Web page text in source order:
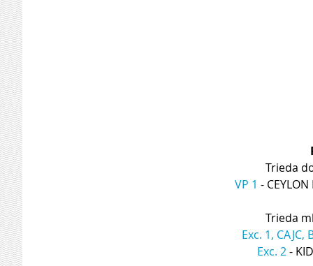
Trieda
VP 1 -
Trieda
Exc. 1, CAJC,
Exc. 2 -